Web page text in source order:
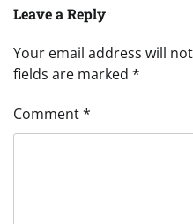
Leave a Reply
Your email address will
fields are marked *
Comment*